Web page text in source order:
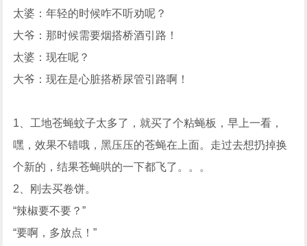
太婆：年轻的时候咋不听劝呢？
大爷：那时候需要烟搭桥酒引路！
太婆：现在呢？
大爷：现在是心脏搭桥尿管引路啊！
1、工地苍蝇蚊子太多了，就买了个粘蝇板，早上一看，
嘿，效果不错哦，黑压压的苍蝇在上面。走过去想扔掉换
个新的，结果苍蝇哄的一下都飞了。。。
2、刚去买卷饼。
“辣椒要不要？”
“要啊，多放点！”